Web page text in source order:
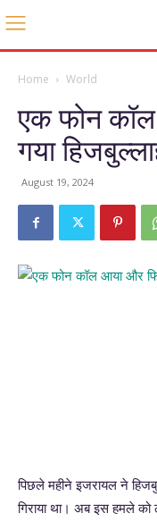
Home World
एक फोन
गया
August 19, 2024
पिछले महीने इजरायल ने
गिराया था। अब इस हमले